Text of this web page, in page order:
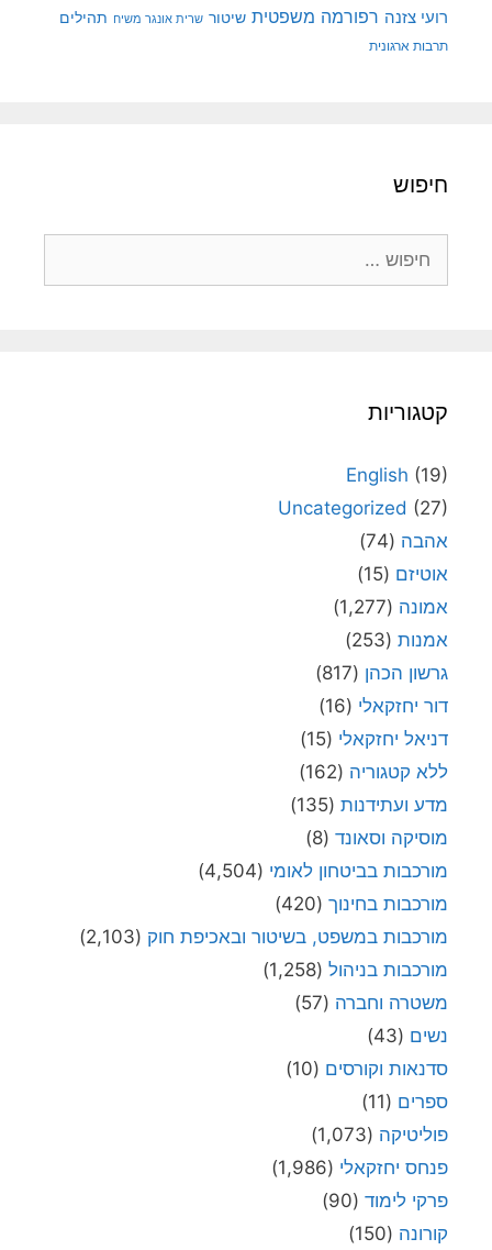
רועי צזנה רפורמה משפטית שיטור שרית אונגר משיח תהילים
תרבות ארגונית
חיפוש
קטגוריות
English (19)
Uncategorized (27)
אהבה (74)
אוטיזם (15)
אמונה (1,277)
אמנות (253)
גרשון הכהן (817)
דור יחזקאלי (16)
דניאל יחזקאלי (15)
ללא קטגוריה (162)
מדע ועתידנות (135)
מוסיקה וסאונד (8)
מורכבות בביטחון לאומי (4,504)
מורכבות בחינוך (420)
מורכבות במשפט, בשיטור ובאכיפת חוק (2,103)
מורכבות בניהול (1,258)
משטרה וחברה (57)
נשים (43)
סדנאות וקורסים (10)
ספרים (11)
פוליטיקה (1,073)
פנחס יחזקאלי (1,986)
פרקי לימוד (90)
קורונה (150)